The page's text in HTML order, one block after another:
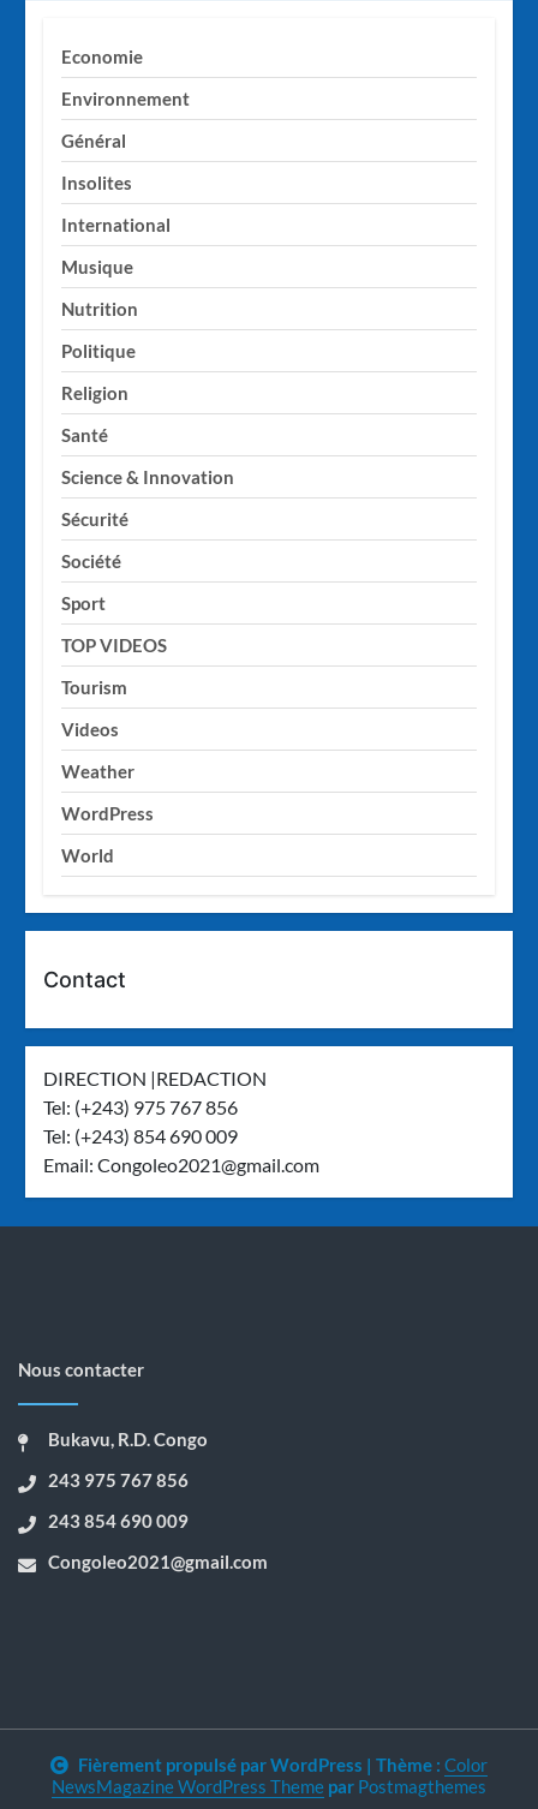
Economie
Environnement
Général
Insolites
International
Musique
Nutrition
Politique
Religion
Santé
Science & Innovation
Sécurité
Société
Sport
TOP VIDEOS
Tourism
Videos
Weather
WordPress
World
Contact
DIRECTION |REDACTION
Tel: (+243) 975 767 856
Tel: (+243) 854 690 009
Email:Congoleo2021@gmail.com
Nous contacter
Bukavu, R.D. Congo
243 975 767 856
243 854 690 009
Congoleo2021@gmail.com
Fièrement propulsé par WordPress | Thème : Color
NewsMagazine WordPress Theme par Postmagthemes